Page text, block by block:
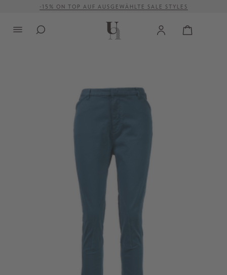
springen-15% ON TOP AUF AUSGEWÄHLTE SALE STYLES